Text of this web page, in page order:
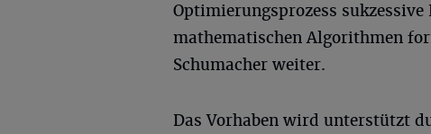
Optimierungsprozess
mathematischen Algorithmen
Schumacher weiter.
Das Vorhaben wird unterstützt